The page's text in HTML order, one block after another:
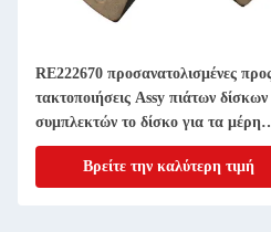
RE222670 προσανατολισμένες
τακτοποιήσεις Assy πιάτων δίσκων
συμπλεκτών το δίσκο για τα μέρη
μηχανημάτων γεωργίας 11 ίντσα 20
ΑΥΛΑΚΩΝΩΒρείτε την καλύτερη τιμή